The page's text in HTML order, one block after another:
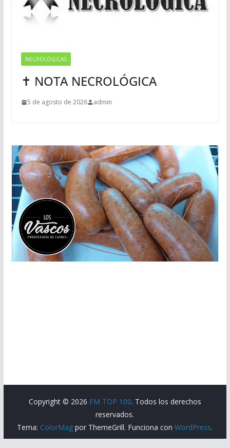
NECROLÓGICAS
✝ NOTA NECROLÓGICA
5 de agosto de 2026 admin
Copyright © 2026 FM TOP 100. Todos los derechos
reservados.
Tema: ColorMag por ThemeGrill. Funciona conWordPress.